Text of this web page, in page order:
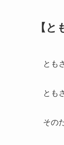
【
とも
とも
その